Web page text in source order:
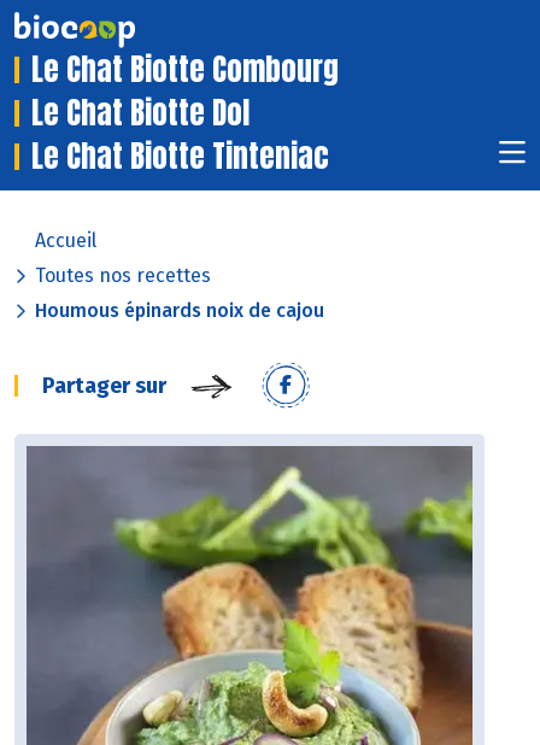
Le Chat Biotte Combourg
Le Chat Biotte Dol
Le Chat Biotte Tinteniac
Accueil
Toutes nos recettes
Houmous épinards noix de cajou
Partager sur